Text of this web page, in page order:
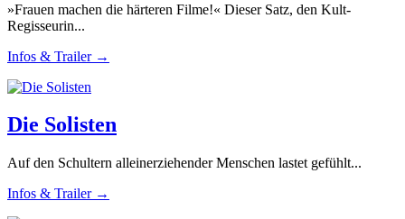
»Frauen machen die härteren Filme!« Dieser Satz, den Kult-
Regisseurin...
Infos & Trailer →
Die Solisten
Auf den Schultern alleinerziehender Menschen lastet gefühlt...
Infos & Trailer →